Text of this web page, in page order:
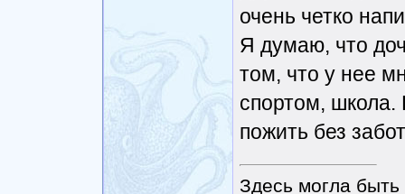
очень четко
Я думаю, что
том, что у нее
спортом, школа.
пожить без
Здесь могла